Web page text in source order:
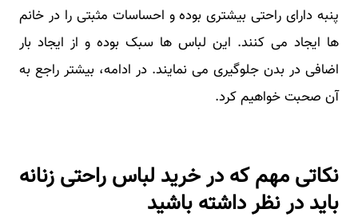
پنبه دارای راحتی بیشتری بوده و احساسات مثبتی را در خانم
ها ایجاد می کنند. این لباس ها سبک بوده و از ایجاد بار
اضافی در بدن جلوگیری می نمایند. در ادامه، بیشتر راجع به
آن صحبت خواهیم کرد.
نکاتی مهم که در خرید لباس راحتی زنانه
باید در نظر داشته باشید